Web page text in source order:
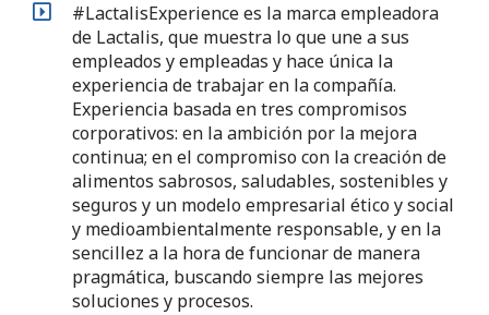
#LactalisExperience es la marca empleadora
de Lactalis, que muestra lo que une a sus
empleados y empleadas y hace única la
experiencia de trabajar en la compañía.
Experiencia basada en tres compromisos
corporativos: en la ambición por la mejora
continua; en el compromiso con la creación de
alimentos sabrosos, saludables, sostenibles y
seguros y un modelo empresarial ético y social
y medioambientalmente responsable, y en la
sencillez a la hora de funcionar de manera
pragmática, buscando siempre las mejores
soluciones y procesos.